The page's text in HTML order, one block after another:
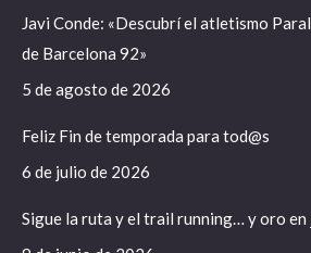
en
una
ventana
en
una
ventana
Javi Conde: «Descubrí el atletismo
de Barcelona 92»
5 de agosto de 2026
Feliz Fin de temporada para tod@s
6 de julio de 2026
Sigue la ruta y el trail running… y oro en